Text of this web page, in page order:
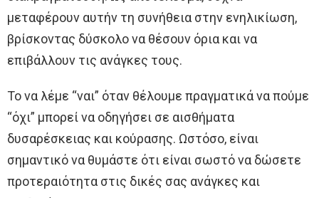
μεταφέρουν αυτήν τη συνήθεια στην ενηλικίωση,
βρίσκοντας δύσκολο να θέσουν όρια και να
επιβάλλουν τις ανάγκες τους.
Το να λέμε “ναι” όταν θέλουμε πραγματικά να πούμε
“όχι” μπορεί να οδηγήσει σε αισθήματα
δυσαρέσκειας και κούρασης. Ωστόσο, είναι
σημαντικό να θυμάστε ότι είναι σωστό να δώσετε
προτεραιότητα στις δικές σας ανάγκες και